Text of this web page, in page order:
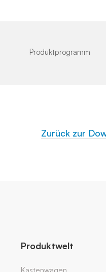
Produktprogramm
Zurück zur
Produktwelt